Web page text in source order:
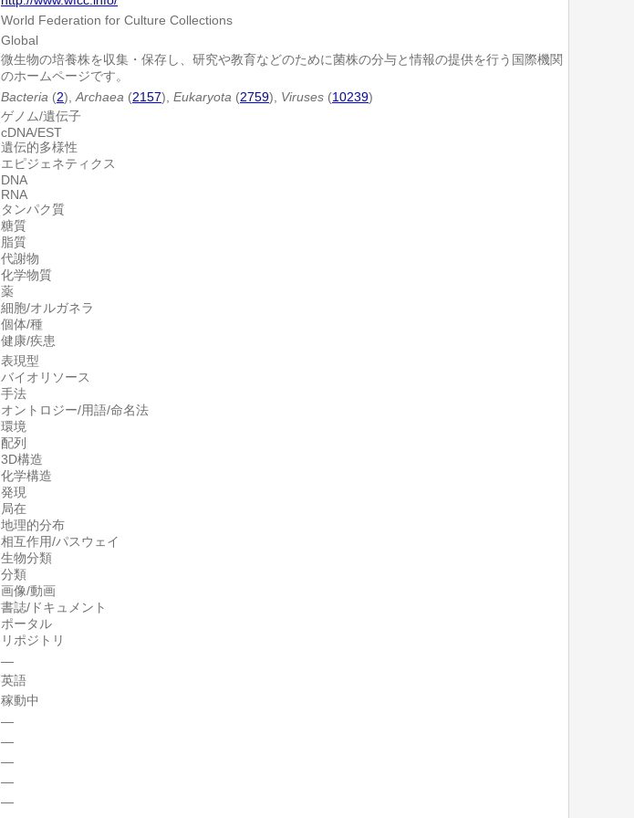
World Federation for Culture Collections
Global
微生物の培養株を収集・保存し、研究や教育などのために菌株の分与と情報の提供を行う国際機関
のホームページです。
Bacteria (2), Archaea (2157), Eukaryota (2759), Viruses (10239)
ゲノム/遺伝子
cDNA/EST
遺伝的多様性
エピジェネティクス
DNA
RNA
タンパク質
糖質
脂質
代謝物
化学物質
薬
細胞/オルガネラ
個体/種
健康/疾患
表現型
バイオリソース
手法
オントロジー/用語/命名法
環境
配列
3D構造
化学構造
発現
局在
地理的分布
相互作用/パスウェイ
生物分類
分類
画像/動画
書誌/ドキュメント
ポータル
リポジトリ
―
英語
稼動中
―
―
―
―
―